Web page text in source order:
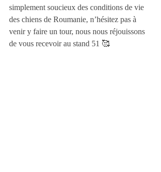
simplement soucieux des conditions de vie
des chiens de Roumanie, n’hésitez pas à
venir y faire un tour, nous nous réjouissons
de vous recevoir au stand 51 🥰